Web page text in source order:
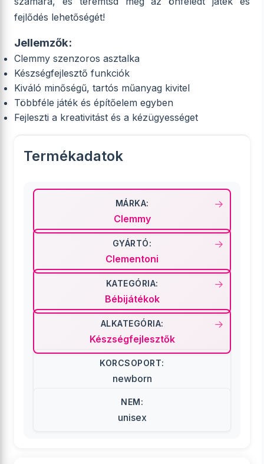
fejlődés lehetőségét!
Jellemzők:
Clemmy szenzoros asztalka
Készségfejlesztő funkciók
Kiváló minőségű, tartós műanyag kivitel
Többféle játék és építőelem egyben
Fejleszti a kreativitást és a kézügyességet
Termékadatok
MÁRKA:
Clemmy
GYÁRTÓ:
Clementoni
KATEGÓRIA:
Bébijátékok
ALKATEGÓRIA:
Készségfejlesztők
KORCSOPORT:
newborn
NEM:
unisex